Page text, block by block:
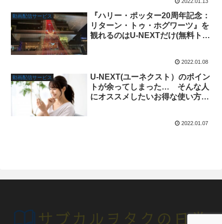
動画配信サービス
『ハリー・ポッター20周年記念：
リターン・トゥ・ホグワーツ』を
観れるのはU-NEXTだけ(無料トラ
2022.01.08
動画配信サービス
U-NEXT(ユーネクスト）のポイン
トが余ってしまった… そんな人
にオススメしたいお得な使い方4
2022.01.07